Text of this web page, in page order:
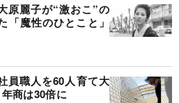
原麗子が“激おこ”の
「魔性のひとこと」
員職人を60人育て大
商は30倍に